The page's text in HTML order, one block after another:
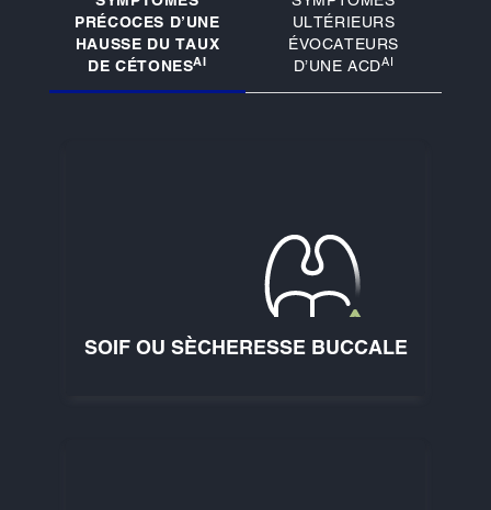
PRÉCOCES D’UNE
HAUSSE DU TAUX
DE CÉTONESAI
ULTÉRIEURS
ÉVOCATEURS
D’UNE ACDAI
SOIF OU SÈCHERESSE BUCCALE